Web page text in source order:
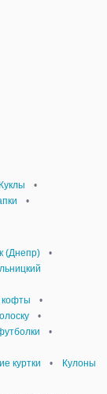
Куклы
•
•
(Днепр)
•
кофты
•
•
•
куртки • Кулоны